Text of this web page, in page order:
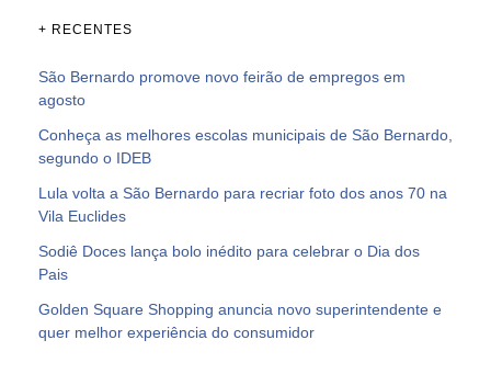
+ RECENTES
São Bernardo promove novo feirão de empregos em
agosto
Conheça as melhores escolas municipais de São Bernardo,
segundo o IDEB
Lula volta a São Bernardo para recriar foto dos anos 70 na
Vila Euclides
Sodiê Doces lança bolo inédito para celebrar o Dia dos
Pais
Golden Square Shopping anuncia novo superintendente e
quer melhor experiência do consumidor